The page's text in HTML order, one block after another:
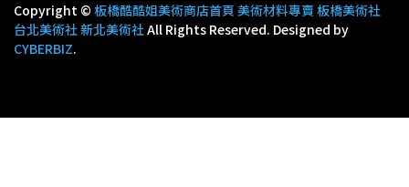
Copyright © 板橋酷酷姐美術商店首頁 美術材料專賣 板橋美術社
台北美術社 新北美術社All Rights Reserved. Designed by
CYBERBIZ.